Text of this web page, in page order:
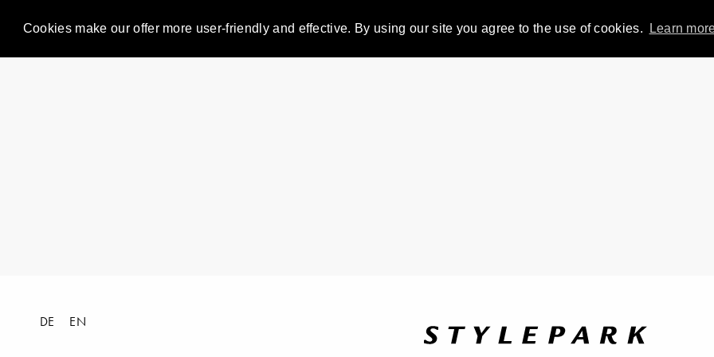
Cookies make our offer more user-friendly and effective. By using our site you agree to the use of cookies. Learn
DE EN